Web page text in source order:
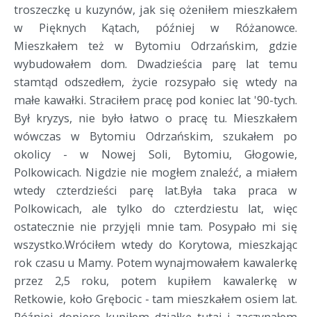
troszeczkę u kuzynów, jak się ożeniłem mieszkałem
w Pięknych Kątach, później w Różanowce.
Mieszkałem też w Bytomiu Odrzańskim, gdzie
wybudowałem dom. Dwadzieścia parę lat temu
stamtąd odszedłem, życie rozsypało się wtedy na
małe kawałki. Straciłem pracę pod koniec lat '90-tych.
Był kryzys, nie było łatwo o pracę tu. Mieszkałem
wówczas w Bytomiu Odrzańskim, szukałem po
okolicy - w Nowej Soli, Bytomiu, Głogowie,
Polkowicach. Nigdzie nie mogłem znaleźć, a miałem
wtedy czterdzieści parę lat.Była taka praca w
Polkowicach, ale tylko do czterdziestu lat, więc
ostatecznie nie przyjęli mnie tam. Posypało mi się
wszystko.Wróciłem wtedy do Korytowa, mieszkając
rok czasu u Mamy. Potem wynajmowałem kawalerkę
przez 2,5 roku, potem kupiłem kawalerkę w
Retkowie, koło Grębocic - tam mieszkałem osiem lat.